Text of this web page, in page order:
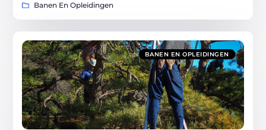
Banen En Opleidingen
BANEN EN OPLEIDINGEN